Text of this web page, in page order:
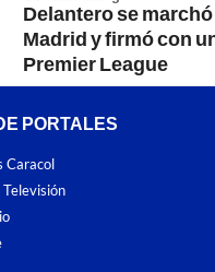
Delantero se
Madrid y firmó con
Premier League
PORTALES
Caracol